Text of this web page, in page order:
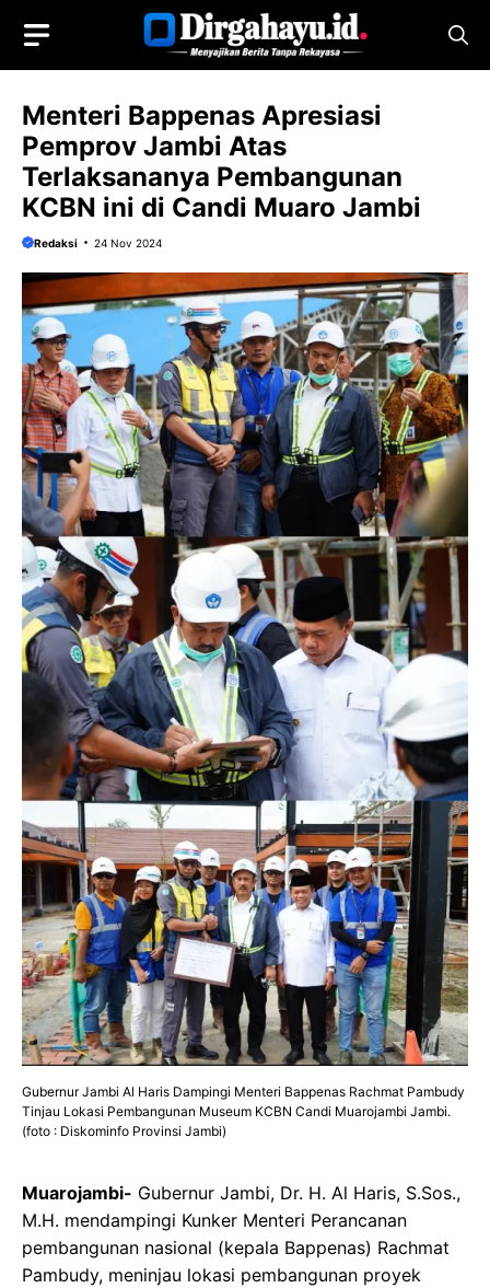
isi
Menteri Bappenas Apresiasi
Pemprov Jambi Atas
Terlaksananya Pembangunan
KCBN ini di Candi Muaro Jambi
Redaksi 24 Nov 2024
Gubernur Jambi Al Haris Dampingi Menteri Bappenas Rachmat Pambudy
Tinjau Lokasi Pembangunan Museum KCBN Candi Muarojambi Jambi.
(foto : Diskominfo Provinsi Jambi)
Muarojambi- Gubernur Jambi, Dr. H. Al Haris, S.Sos.,
M.H. mendampingi Kunker Menteri Perancanan
pembangunan nasional (kepala Bappenas) Rachmat
Pambudy, meninjau lokasi pembangunan proyek